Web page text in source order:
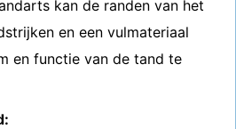
kan de randen van het
en een vulmateriaal
en functie van de tand te